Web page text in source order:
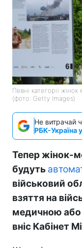
Певні категорії
(фото: Getty Images)
Не витрачай
РБК-Україна
Тепер жінок-
будуть
військовий
взяття на
медичною
вніс Кабінет